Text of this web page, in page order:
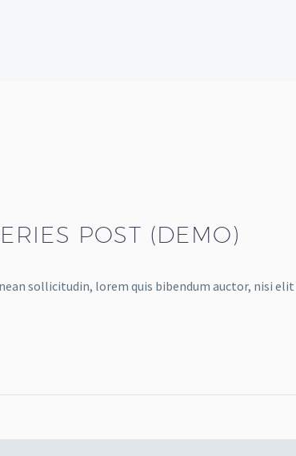
POST (DEMO)
sollicitudin, lorem quis bibendum auctor, nisi